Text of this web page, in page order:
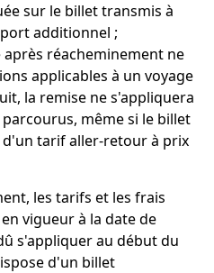
sur le billet transmis à
additionnel ;
réacheminement ne
applicables à un voyage
la remise ne s'appliquera
même si le billet
d'un tarif aller-retour à prix
les tarifs et les frais
vigueur à la date de
s'appliquer au début du
d'un billet